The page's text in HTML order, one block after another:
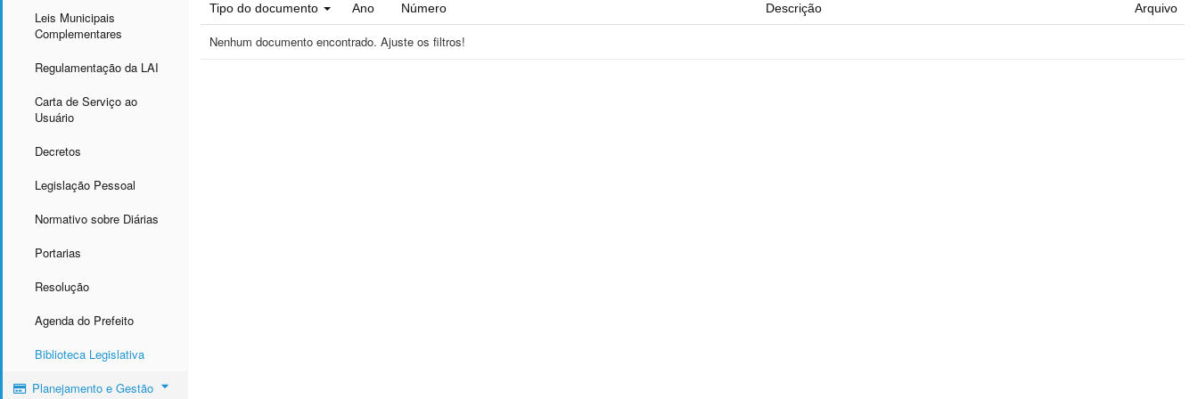
Leis Municipais
Complementares
Regulamentação da LAI
Carta de Serviço ao
Usuário
Decretos
Legislação Pessoal
Normativo sobre Diárias
Portarias
Resolução
Agenda do Prefeito
Biblioteca Legislativa
Planejamento e Gestão
Tipo do documento Ano Número Descrição Arquivo
Nenhum documento encontrado. Ajuste os filtros!